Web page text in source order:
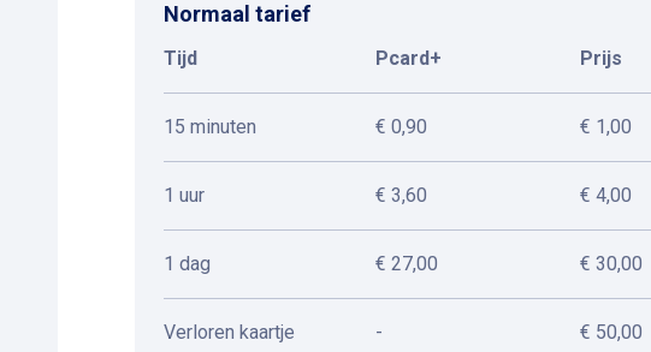
Normaal tarief
Tijd Pcard+ Prijs
15 minuten € 0,90 € 1,00
1 uur € 3,60 € 4,00
1 dag € 27,00 € 30,00
Verloren kaartje - € 50,00